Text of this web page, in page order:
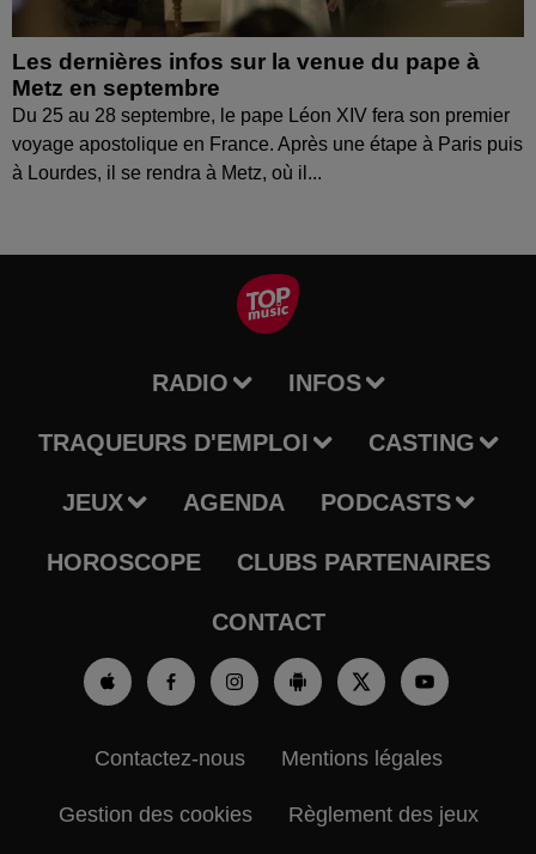
Les dernières infos sur la venue du pape à
Metz en septembre
Du 25 au 28 septembre, le pape Léon XIV fera son premier
voyage apostolique en France. Après une étape à Paris puis
à Lourdes, il se rendra à Metz, où il...
RADIO INFOS
TRAQUEURS D'EMPLOI CASTING
JEUX AGENDA PODCASTS
HOROSCOPE CLUBS PARTENAIRES
CONTACT
Contactez-nous Mentions légales
Gestion des cookies Règlement des jeux